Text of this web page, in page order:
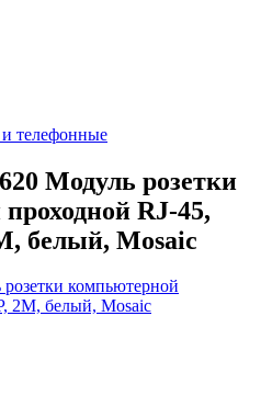
телефонные
Модуль розетки
RJ-45,
белый, Mosaic